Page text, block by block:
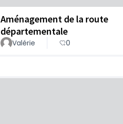
Aménagement de la route
départementale
Valérie 0